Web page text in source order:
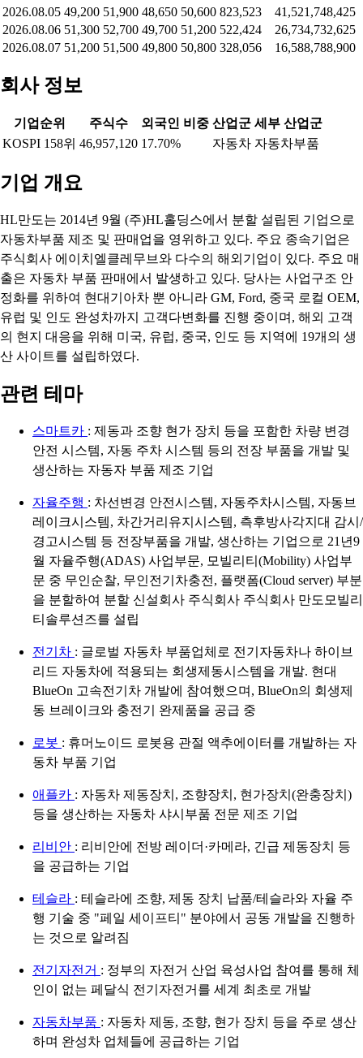
2026.08.05 49,200 51,900 48,650 50,600 823,523
41,521,748,425
2026.08.06 51,300 52,700 49,700 51,200 522,424
26,734,732,625
2026.08.07 51,200 51,500 49,800 50,800 328,056 16,588,788,900
회사 정보
기업순위 주식수 외국인 비중 산업군 세부 산업군
KOSPI 158위 46,957,120 17.70% 자동차 자동차부품
기업 개요
HL만도는 2014년 9월 (주)HL홀딩스에서 분할 설립된 기업으로
자동차부품 제조 및 판매업을 영위하고 있다. 주요 종속기업은
주식회사 에이치엘클레무브와 다수의 해외기업이 있다. 주요 매
출은 자동차 부품 판매에서 발생하고 있다. 당사는 사업구조 안
정화를 위하여 현대기아차 뿐 아니라 GM, Ford, 중국 로컬 OEM,
유럽 및 인도 완성차까지 고객다변화를 진행 중이며, 해외 고객
의 현지 대응을 위해 미국, 유럽, 중국, 인도 등 지역에 19개의 생
산 사이트를 설립하였다.
관련 테마
스마트카 : 제동과 조향 현가 장치 등을 포함한 차량 변경
안전 시스템, 자동 주차 시스템 등의 전장 부품을 개발 및
생산하는 자동자 부품 제조 기업
자율주행 : 차선변경 안전시스템, 자동주차시스템, 자동브
레이크시스템, 차간거리유지시스템, 측후방사각지대 감시/
경고시스템 등 전장부품을 개발, 생산하는 기업으로 21년9
월 자율주행(ADAS) 사업부문, 모빌리티(Mobility) 사업부
문 중 무인순찰, 무인전기차충전, 플랫폼(Cloud server) 부분
을 분할하여 분할 신설회사 주식회사 주식회사 만도모빌리
티솔루션즈를 설립
전기차 : 글로벌 자동차 부품업체로 전기자동차나 하이브
리드 자동차에 적용되는 회생제동시스템을 개발. 현대
BlueOn 고속전기차 개발에 참여했으며, BlueOn의 회생제
동 브레이크와 충전기 완제품을 공급 중
로봇 : 휴머노이드 로봇용 관절 액추에이터를 개발하는 자
동차 부품 기업
애플카 : 자동차 제동장치, 조향장치, 현가장치(완충장치)
등을 생산하는 자동차 샤시부품 전문 제조 기업
리비안 : 리비안에 전방 레이더·카메라, 긴급 제동장치 등
을 공급하는 기업
테슬라 : 테슬라에 조향, 제동 장치 납품/테슬라와 자율 주
행 기술 중 "페일 세이프티" 분야에서 공동 개발을 진행하
는 것으로 알려짐
전기자전거 : 정부의 자전거 산업 육성사업 참여를 통해 체
인이 없는 페달식 전기자전거를 세계 최초로 개발
자동차부품 : 자동차 제동, 조향, 현가 장치 등을 주로 생산
하며 완성차 업체들에 공급하는 기업